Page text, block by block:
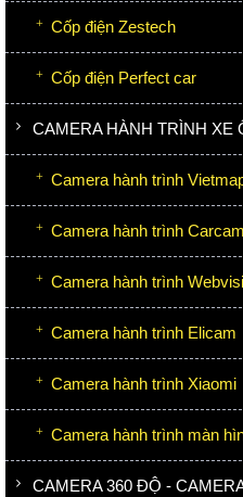
Cốp điện Zestech
Cốp điện Perfect car
CAMERA HÀNH TRÌNH XE
Camera hành trình
Camera hành trình Carcam
Camera hành trình
Camera hành trình Elicam
Camera hành trình Xiaomi
Camera hành trình màn
CAMERA 360 ĐỘ -